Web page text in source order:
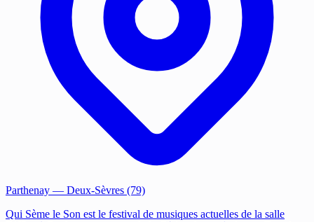
Parthenay — Deux-Sèvres (79)
Qui Sème le Son est le festival de musiques actuelles de la salle